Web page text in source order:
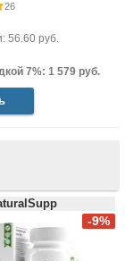
26
56.60 руб.
7%: 1 579 руб.